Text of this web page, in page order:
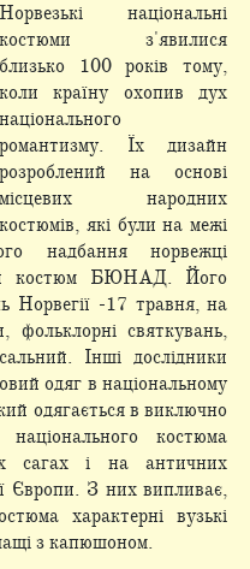
Норвезькі національні
костюми з'явилися
близько 100 років тому,
коли країну охопив дух
національного
романтизму. Їх дизайн
розроблений на основі
місцевих народних
костюмів, які були на межі
надбання норвежці
костюм БЮНАД. Його
Норвегії -17 травня, на
фольклорні святкувань,
Інші дослідники
одяг в національному
одягається в виключно
костюма
сагах і на античних
Європи. З них випливає,
характерні вузькі
з капюшоном.